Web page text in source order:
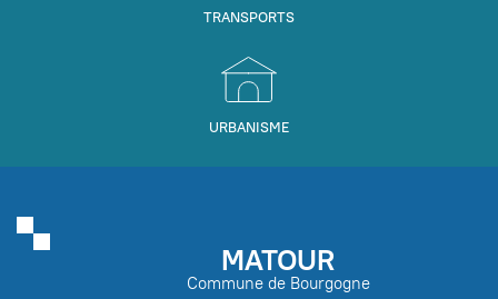
TRANSPORTS
URBANISME
MATOUR
Commune de Bourgogne